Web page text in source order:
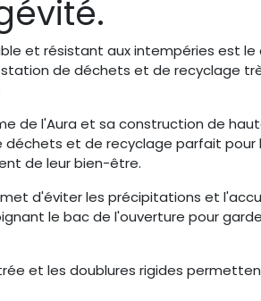
et résistant aux intempéries est le
de déchets et de recyclage
de l'Aura et sa construction de
et de recyclage parfait pour
de leur bien-être.
d'éviter les précipitations et
le bac de l'ouverture pour
et les doublures rigides